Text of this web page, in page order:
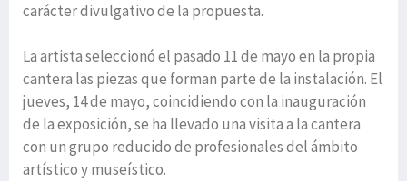
carácter divulgativo de la propuesta.
La artista seleccionó el pasado 11 de mayo en la propia
cantera las piezas que forman parte de la instalación. El
jueves, 14 de mayo, coincidiendo con la inauguración
de la exposición, se ha llevado una visita a la cantera
con un grupo reducido de profesionales del ámbito
artístico y museístico.